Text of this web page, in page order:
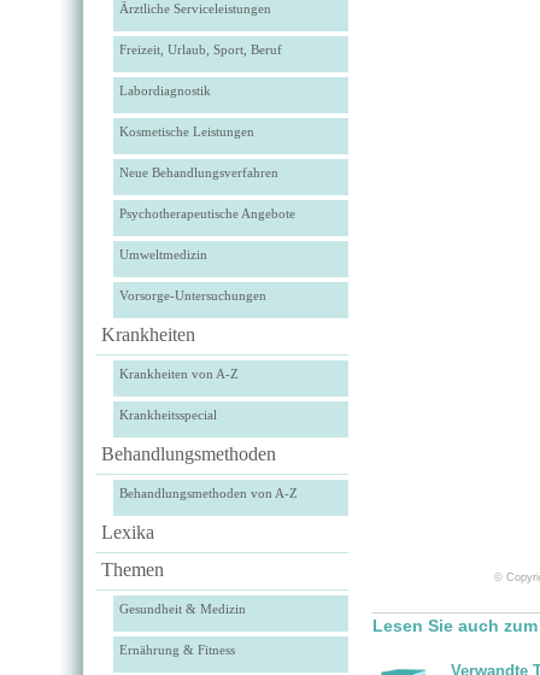
Ärztliche Serviceleistungen
Freizeit, Urlaub, Sport, Beruf
Labordiagnostik
Kosmetische Leistungen
Neue Behandlungsverfahren
Psychotherapeutische Angebote
Umweltmedizin
Vorsorge-Untersuchungen
Krankheiten
Krankheiten von A-Z
Krankheitsspecial
Behandlungsmethoden
Behandlungsmethoden von A-Z
Lexika
Themen
Gesundheit & Medizin
Ernährung & Fitness
©
Lesen Sie auch
Verwandte